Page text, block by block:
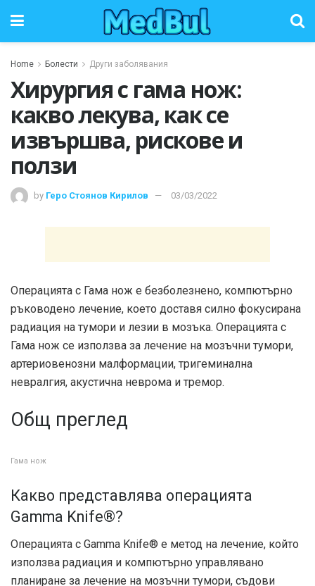
Home Болести Други заболявания
Хирургия с гама нож:
какво лекува, как се
извършва, рискове и
ползи
by Геро Стоянов Кирилов 03/03/2022
Операцията с Гама нож е безболезнено, компютърно
ръководено лечение, което доставя силно фокусирана
радиация на тумори и лезии в мозъка. Операцията с
Гама нож се използва за лечение на мозъчни тумори,
артериовенозни малформации, тригеминална
невралгия, акустична неврома и тремор.
Общ преглед
Гама нож
Какво представлява операцията
Gamma Knife®?
Операцията с Gamma Knife® е метод на лечение, който
използва радиация и компютърно управлявано
планиране за лечение на мозъчни тумори, съдови